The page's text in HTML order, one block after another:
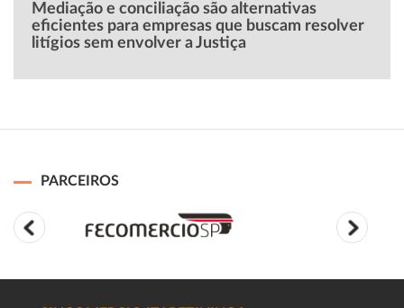
Mediação e conciliação são alternativas
eficientes para empresas que buscam resolver
litígios sem envolver a Justiça
PARCEIROS